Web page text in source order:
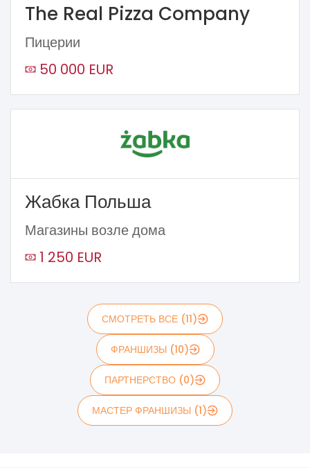
The Real Pizza Company
Пицерии
50 000 EUR
Жабка Польша
Магазины возле дома
1 250 EUR
СМОТРЕТЬ ВСЕ (11)
ФРАНШИЗЫ (10)
ПАРТНЕРСТВО (0)
МАСТЕР ФРАНШИЗЫ (1)